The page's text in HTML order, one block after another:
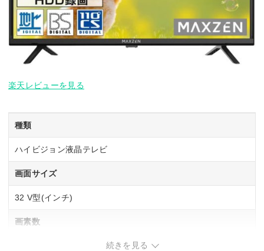
楽天レビューを見る
種類
ハイビジョン液晶テレビ
画面サイズ
32 V型(インチ)
画素数
続きを見る